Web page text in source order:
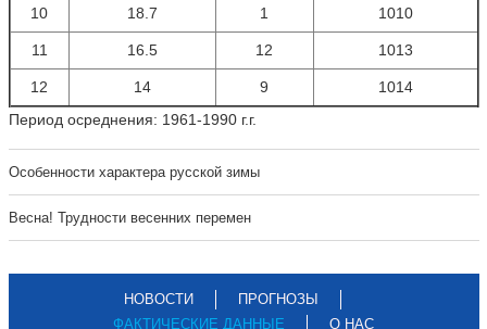
10 18.7 1 1010
11 16.5 12 1013
12 14 9
1014
Период осреднения: 1961-1990 г.г.
Особенности характера русской зимы
Весна! Трудности весенних перемен
НОВОСТИ
ПРОГНОЗЫ
ФАКТИЧЕСКИЕ ДАННЫЕ
О НАС